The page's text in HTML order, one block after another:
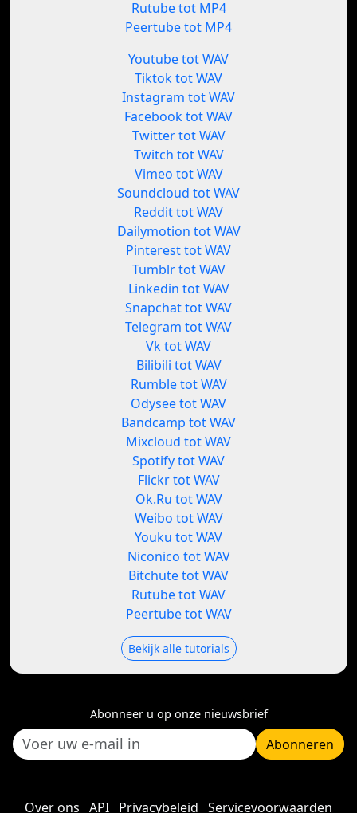
Rutube tot MP4
Peertube tot MP4
Youtube tot WAV
Tiktok tot WAV
Instagram tot WAV
Facebook tot WAV
Twitter tot WAV
Twitch tot WAV
Vimeo tot WAV
Soundcloud tot WAV
Reddit tot WAV
Dailymotion tot WAV
Pinterest tot WAV
Tumblr tot WAV
Linkedin tot WAV
Snapchat tot WAV
Telegram tot WAV
Vk tot WAV
Bilibili tot WAV
Rumble tot WAV
Odysee tot WAV
Bandcamp tot WAV
Mixcloud tot WAV
Spotify tot WAV
Flickr tot WAV
Ok.Ru tot WAV
Weibo tot WAV
Youku tot WAV
Niconico tot WAV
Bitchute tot WAV
Rutube tot WAV
Peertube tot WAV
Bekijk alle tutorials
Abonneer u op onze nieuwsbrief
Abonneren
Over ons API Privacybeleid Servicevoorwaarden